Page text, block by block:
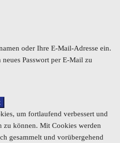
oder Ihre E-Mail-Adresse ein.
Passwort per E-Mail zu
um fortlaufend verbessert und
zu können. Mit Cookies werden
gesammelt und vorübergehend